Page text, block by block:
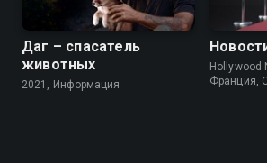
Даг – спасатель
животных
2021, Информация
Hollywood
Франция,